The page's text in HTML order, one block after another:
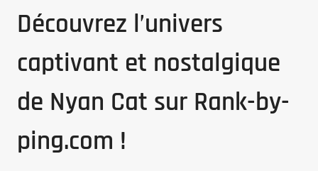
Découvrez l’univers
captivant et nostalgique
de Nyan Cat sur Rank-by-
ping.com !